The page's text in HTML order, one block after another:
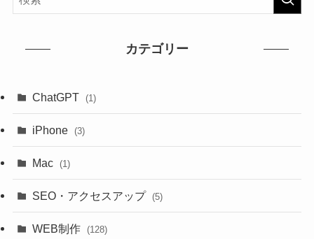
カテゴリー
ChatGPT (1)
iPhone (3)
Mac (1)
SEO・アクセスアップ (5)
WEB制作 (128)